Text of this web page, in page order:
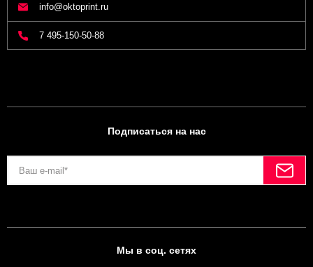
info@oktoprint.ru
7 495-150-50-88
Подписаться на нас
Мы в соц. сетях